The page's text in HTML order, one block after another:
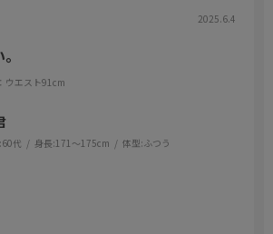
2025.6.4
ウエスト91cm
60代 身長:171～175cm 体型:ふつう